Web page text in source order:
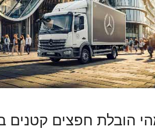
הובלת חפצים קטנים